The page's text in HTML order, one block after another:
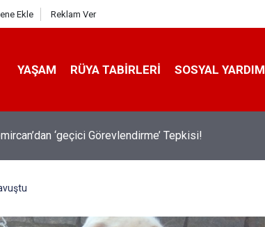
Ekle Reklam Ver
YAŞAM RÜYA TABIRLERI SOSYAL YARDIM
‘geçici Görevlendirme’ Tepkisi!